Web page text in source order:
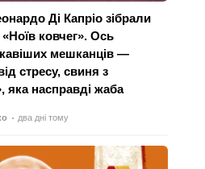
Ді Капріо зібрали
ковчег». Ось
мешканців —
стресу, свиня з
яка насправді жаба
два дні тому